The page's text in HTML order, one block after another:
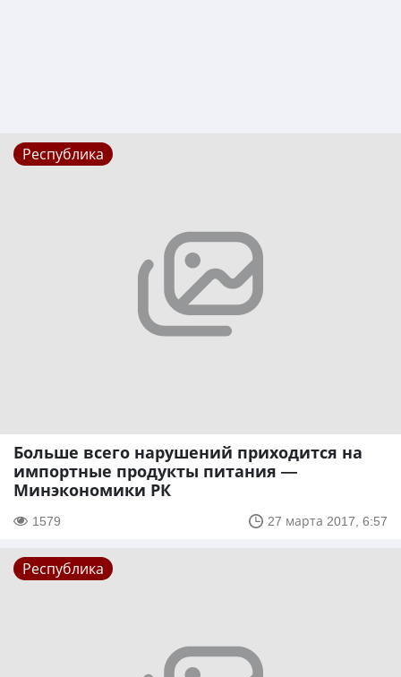
Республика
Больше всего нарушений приходится на
импортные продукты питания —
Минэкономики РК
1579 27 марта 2017, 6:57
Республика